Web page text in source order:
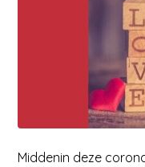
Middenin deze